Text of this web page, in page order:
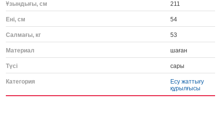
Ұзындығы, см 211
Ені, см 54
Салмағы, кг 53
Материал шаған
Түсі сары
Категория
Есу жаттығу
құрылғысы